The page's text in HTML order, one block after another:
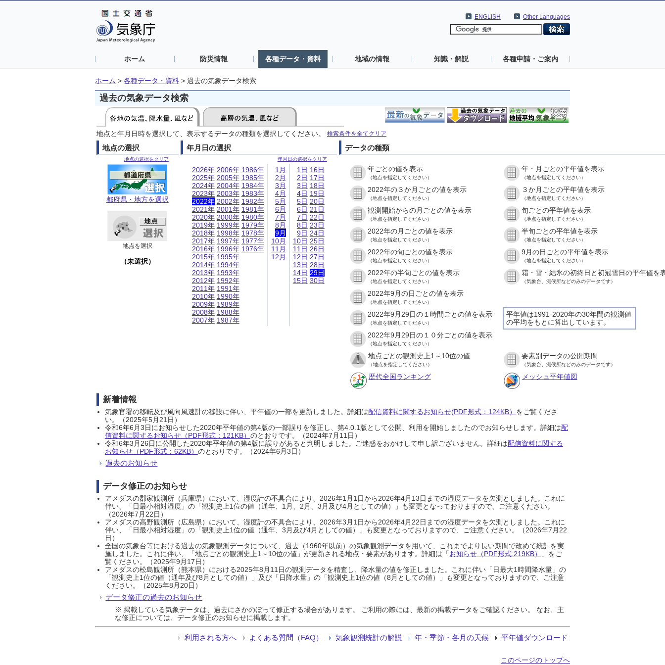
Other Languages
ENGLISH
ホーム 防災情報 各種データ・資料 地域の情報 知識・解説 各種申請・ご案内
ホーム > 各種データ・資料 > 過去の気象データ検索
過去の気象データ検索
地点と年月日時を選択して、表示するデータの種類を選択してください。 検索条件を全てクリア
地点の選択
地点の選択をクリア
都府県・地方を選択
地点を選択
（未選択）
年月日の選択
年月日の選択をクリア
2026年
2025年
2024年
2023年
2022年
2021年
2020年
2019年
2018年
2017年
2016年
2015年
2014年
2013年
2012年
2011年
2010年
2009年
2008年
2007年
2006年
2005年
2004年
2003年
2002年
2001年
2000年
1999年
1998年
1997年
1996年
1995年
1994年
1993年
1992年
1991年
1990年
1989年
1988年
1987年
1986年
1985年
1984年
1983年
1982年
1981年
1980年
1979年
1978年
1977年
1976年
1月
2月
3月
4月
5月
6月
7月
8月
9月
10月
11月
12月
1日
2日
3日
4日
5日
6日
7日
8日
9日
10日
11日
12日
13日
14日
15日
16日
17日
18日
19日
20日
21日
22日
23日
24日
25日
26日
27日
28日
29日
30日
データの種類
年ごとの値を表示
（地点を指定してください）
年・月ごとの平年値を表示
（地点を指定してください）
2022年の３か月ごとの値を表示
（地点を指定してください）
３か月ごとの平年値を表示
（地点を指定してください）
観測開始からの月ごとの値を表示
（地点を指定してください）
旬ごとの平年値を表示
（地点を指定してください）
2022年の月ごとの値を表示
（地点を指定してください）
半旬ごとの平年値を表示
（地点を指定してください）
2022年の旬ごとの値を表示
（地点を指定してください）
9月の日ごとの平年値を表示
（地点を指定してください）
2022年の半旬ごとの値を表示
（地点を指定してください）
霜・雪・結氷の初終日と初冠雪日の平年値を
（気象台、測候所などのみのデータです）
2022年9月の日ごとの値を表示
（地点を指定してください）
平年値は1991-2020年の30年間の観測値
の平均をもとに算出しています。
2022年9月29日の１時間ごとの値を表示
（地点を指定してください）
2022年9月29日の１０分ごとの値を表示
（地点を指定してください）
地点ごとの観測史上1～10位の値
（地点を指定してください）
要素別データの公開期間
（気象台、測候所などのみのデータです）
歴代全国ランキング メッシュ平年値図
新着情報
気象官署の移転及び風向風速計の移設に伴い、平年値の一部を更新しました。詳細は配信資料に関するお知らせ(PDF形式：124KB） をご覧くださ
い。（2025年5月21日）
令和6年6月3日にお知らせした2020年平年値の第4版の一部誤りを修正し、第4.0.1版として公開、利用を開始しましたのでお知らせします。詳細は配
信資料に関するお知らせ（PDF形式：121KB） のとおりです。（2024年7月11日）
令和6年3月26日に公開した2020年平年値の第4版に誤りがあると判明しました。ご迷惑をおかけして申し訳ございません。詳細は配信資料に関する
お知らせ（PDF形式：62KB） のとおりです。（2024年6月3日）
過去のお知らせ
データ修正のお知らせ
アメダスの郡家観測所（兵庫県）において、湿度計の不具合により、2026年1月1日から2026年4月13日までの湿度データを欠測としました。これに
伴い、「日最小相対湿度」の「観測史上1位の値（通年、1月、2月、3月及び4月としての値）」も変更となっておりますので、ご注意ください。
（2026年7月22日）
アメダスの高野観測所（広島県）において、湿度計の不具合により、2026年3月1日から2026年4月22日までの湿度データを欠測としました。これに
伴い、「日最小相対湿度」の「観測史上1位の値（通年、3月及び4月としての値）」も変更となっておりますので、ご注意ください。（2026年7月22
日）
全国の気象台等における過去の気象観測データについて、過去（1960年以前）の気象観測データを用いて、これまでより長い期間で改めて統計を実
施しました。これに伴い、「地点ごとの観測史上1～10位の値」が更新される地点・要素があります。詳細は「お知らせ（PDF形式:219KB）
」をご
覧ください。（2025年9月17日）
アメダスの松島観測所（熊本県）における2025年8月11日の観測データを精査し、降水量の値を修正しました。これに伴い「日最大1時間降水量」の
「観測史上1位の値（通年及び8月としての値）」及び「日降水量」の「観測史上1位の値（8月としての値）」も変更となっておりますので、ご注意
ください。（2025年8月20日）
データ修正の過去のお知らせ
※ 掲載している気象データは、過去にさかのぼって修正する場合があります。 ご利用の際には、最新の掲載データをご確認ください。 なお、主
な修正については、データ修正のお知らせに掲載します。
利用される方へ よくある質問（FAQ） 気象観測統計の解説 年・季節・各月の天候 平年値ダウンロード
このページのトップへ